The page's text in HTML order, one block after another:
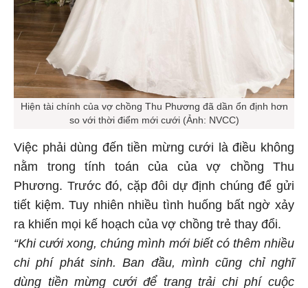
Hiện tài chính của vợ chồng Thu Phương đã dần ổn định hơn
so với thời điểm mới cưới (Ảnh: NVCC)
Việc phải dùng đến tiền mừng cưới là điều không
nằm trong tính toán của của vợ chồng Thu
Phương. Trước đó, cặp đôi dự định chúng để gửi
tiết kiệm. Tuy nhiên nhiều tình huống bất ngờ xảy
ra khiến mọi kế hoạch của vợ chồng trẻ thay đổi.
“Khi cưới xong, chúng mình mới biết có thêm nhiều
chi phí phát sinh. Ban đầu, mình cũng chỉ nghĩ
dùng tiền mừng cưới để trang trải chi phí cuộc